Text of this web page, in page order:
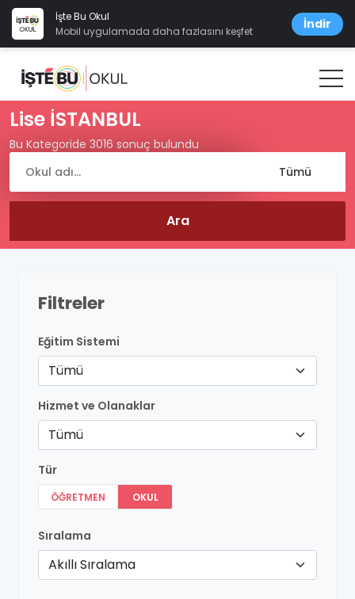
İşte Bu Okul
Mobil uygulamada daha fazlasını keşfet
İndir
Lise İSTANBUL
Bu Kategoride 3016 sonuç bulundu
Filtreler
Eğitim Sistemi
Tümü
Hizmet ve Olanaklar
Tümü
Tür
ÖĞRETMEN OKUL
Sıralama
Akıllı Sıralama